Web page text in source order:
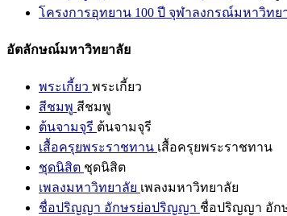
โครงการอุทยาน 100 ปี จุฬาลงกรณ์มหาวิทย
อัตลักษณ์มหาวิทยาลัย
พระเกี้ยว พระเกี้ยว
สีชมพู สีชมพู
ต้นจามจุรี ต้นจามจุรี
เสื้อครุยพระราชทาน เสื้อครุยพระราชทาน
ชุดนิสิต ชุดนิสิต
เพลงมหาวิทยาลัย เพลงมหาวิทยาลัย
ชื่อปริญญา อักษรย่อปริญญา ชื่อปริญญา อัก